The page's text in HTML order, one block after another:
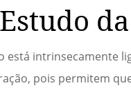
está intrinsecamente
pois permitem